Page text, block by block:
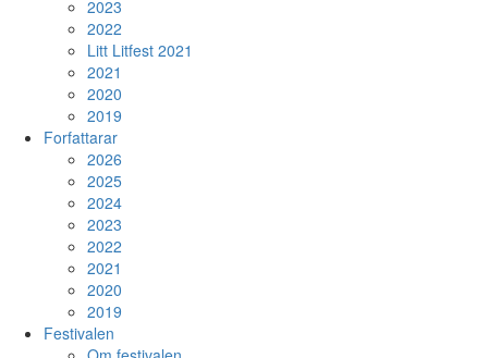
2023
2022
Litt Litfest 2021
2021
2020
2019
Forfattarar
2026
2025
2024
2023
2022
2021
2020
2019
Festivalen